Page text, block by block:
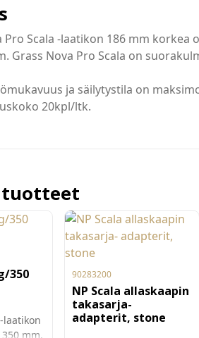
Pro Scala -laatikon 186 mm korkea
Grass Nova Pro Scala on
ja säilytystila on
20kpl/ltk.
350
laatikon
mm.
90283200
NP Scala allaskaapin
takasarja-
adapterit, stone